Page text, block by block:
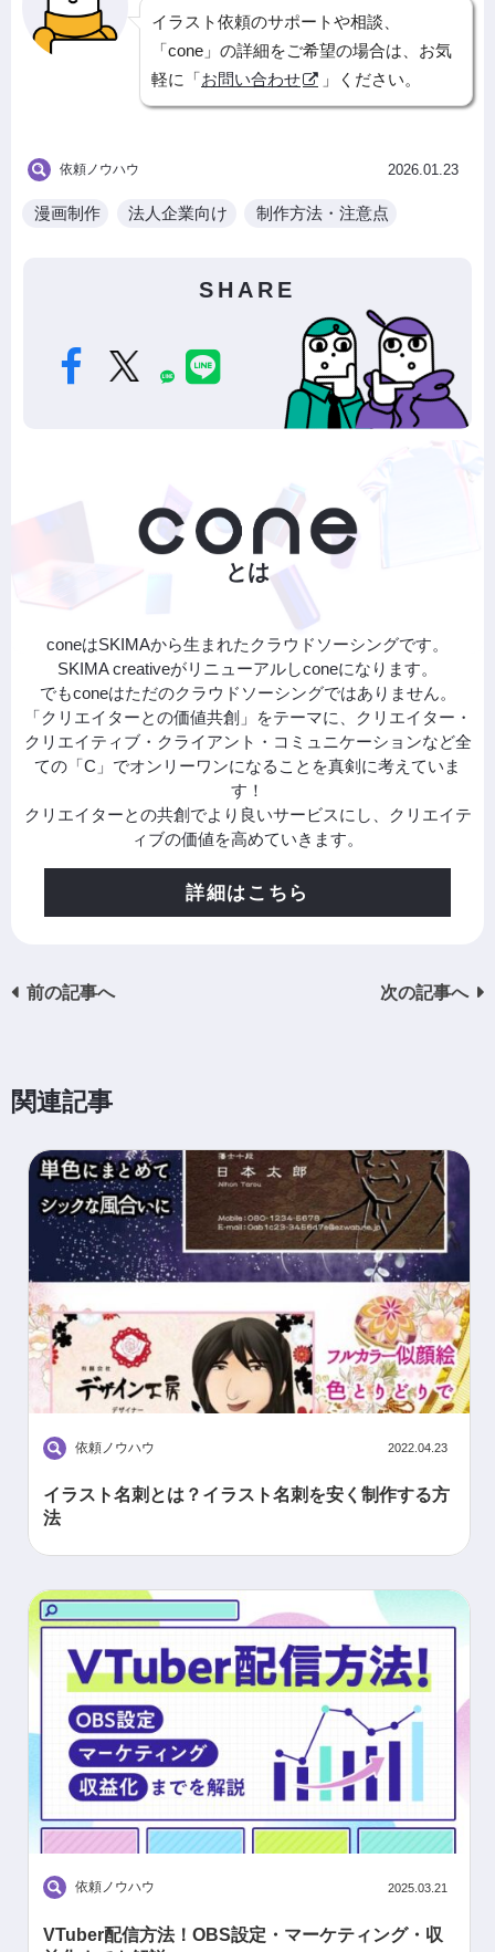
イラスト依頼のサポートや相談、
「cone」の詳細をご希望の場合は、お気
軽に「お問い合わせ 」ください。
依頼ノウハウ 2026.01.23
漫画制作 法人企業向け 制作方法・注意点
SHARE
とは
coneはSKIMAから生まれたクラウドソーシングです。
SKIMA creativeがリニューアルしconeになります。
でもconeはただのクラウドソーシングではありません。
「クリエイターとの価値共創」をテーマに、クリエイター・
クリエイティブ・クライアント・コミュニケーションなど全
ての「C」でオンリーワンになることを真剣に考えていま
す！
クリエイターとの共創でより良いサービスにし、クリエイテ
ィブの価値を高めていきます。
詳細はこちら
前の記事へ 次の記事へ
関連記事
依頼ノウハウ 2022.04.23
イラスト名刺とは？イラスト名刺を安く制作する方
法
依頼ノウハウ 2025.03.21
VTuber配信方法！OBS設定・マーケティング・収